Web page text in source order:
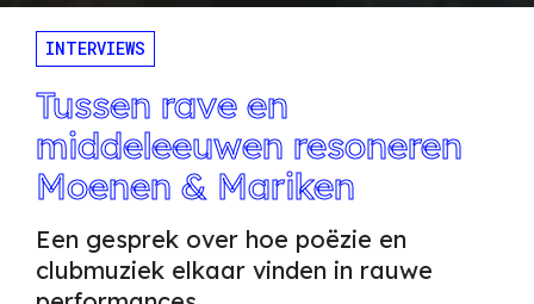
INTERVIEWS
Tussen rave en
middeleeuwen resoneren
Moenen & Mariken
Een gesprek over hoe poëzie en
clubmuziek elkaar vinden in rauwe